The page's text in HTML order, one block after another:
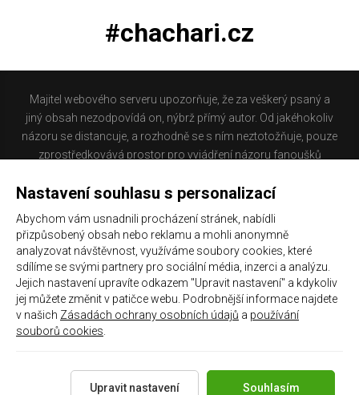
#chachari.cz
Majitel webového serveru upozorňuje, že za veškerý psaný a
jiný obsah nezodpovídá on, nýbrž přímý autor. Od jakéhokoliv
názoru se distancuje, a rozhodně se s ním neztotožňuje, pouze
zprostředkovává prostor pro vyjádření názoru fanoušků
nacházíte obsahuje materiál, který někteří lidé mohou
nejsou dle právní úpravy zákona č. 480/2004 Sb., o některých
službách informační společnosti a o změně některých zákonů
(zákon o některých službách informační společnosti) a
zejména §6 citovaného zákona, odpovědni za příspěvky
návštěvníků těchto stránek.
Galerie|Historie
Copyright 2021 ©Chachaři.czVšechna práva vyhrazena.
Nastavení souhlasu s personalizací
Abychom vám usnadnili procházení stránek, nabídli
přizpůsobený obsah nebo reklamu a mohli anonymně
analyzovat návštěvnost, využíváme soubory cookies, které
sdílíme se svými partnery pro sociální média, inzerci a analýzu.
Jejich nastavení upravíte odkazem "Upravit nastavení" a kdykoliv
jej můžete změnit v patičce webu. Podrobnější informace najdete
v našich Zásadách ochrany osobních údajů a používání
souborů cookies
Souhlasím
Upravit nastavení